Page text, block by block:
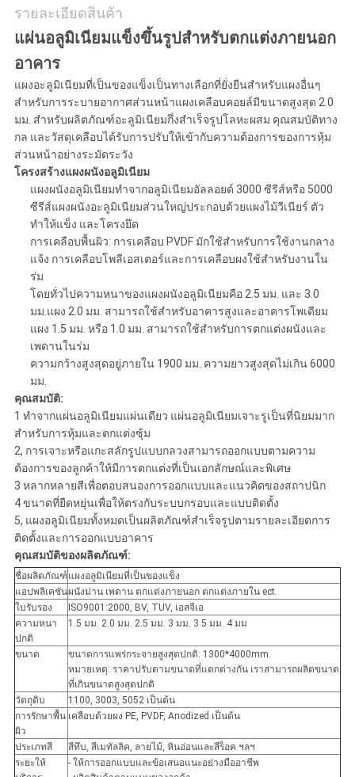
รายละเอียดสินค้า
แผ่นอลูมิเนียมแข็งขึ้นรูปสำหรับตกแต่งภายนอก
อาคาร
แผงอะลูมิเนียมที่เป็นของแข็งเป็นทางเลือกที่ยั่งยืนสำหรับแผงอื่นๆ
สำหรับการระบายอากาศส่วนหน้าแผงเคลือบคอยล์มีขนาดสูงสุด 2.0
มม. สำหรับผลิตภัณฑ์อะลูมิเนียมกึ่งสำเร็จรูปโลหะผสม คุณสมบัติทาง
กล และวัสดุเคลือบได้รับการปรับให้เข้ากับความต้องการของการหุ้ม
ส่วนหน้าอย่างระมัดระวัง
โครงสร้างแผงผนังอลูมิเนียม
แผงผนังอลูมิเนียมทำจากอลูมิเนียมอัลลอยด์ 3000 ซีรีส์หรือ 5000
ซีรีส์แผงผนังอะลูมิเนียมส่วนใหญ่ประกอบด้วยแผงไม้วีเนียร์ ตัว
ทำให้แข็ง และโครงยึด
การเคลือบพื้นผิว: การเคลือบ PVDF มักใช้สำหรับการใช้งานกลาง
แจ้ง การเคลือบโพลีเอสเตอร์และการเคลือบผงใช้สำหรับงานใน
ร่ม
โดยทั่วไปความหนาของแผงผนังอลูมิเนียมคือ 2.5 มม. และ 3.0
มม.แผง 2.0 มม. สามารถใช้สำหรับอาคารสูงและอาคารโพเดียม
แผง 1.5 มม. หรือ 1.0 มม. สามารถใช้สำหรับการตกแต่งผนังและ
เพดานในร่ม
ความกว้างสูงสุดอยู่ภายใน 1900 มม. ความยาวสูงสุดไม่เกิน 6000
มม.
คุณสมบัติ:
1 ทำจากแผ่นอลูมิเนียมแผ่นเดียว แผ่นอลูมิเนียมเจาะรูเป็นที่นิยมมาก
สำหรับการหุ้มและตกแต่งซุ้ม
2, การเจาะหรือแกะสลักรูปแบบกลวงสามารถออกแบบตามความ
ต้องการของลูกค้าให้มีการตกแต่งที่เป็นเอกลักษณ์และพิเศษ
3 หลากหลายสีเพื่อตอบสนองการออกแบบและแนวคิดของสถาปนิก
4 ขนาดที่ยืดหยุ่นเพื่อให้ตรงกับระบบกรอบและแบบติดตั้ง
5, แผงอลูมิเนียมทั้งหมดเป็นผลิตภัณฑ์สำเร็จรูปตามรายละเอียดการ
ติดตั้งและการออกแบบอาคาร
คุณสมบัติของผลิตภัณฑ์:
ชื่อผลิตภัณฑ์ แผงอลูมิเนียมที่เป็นของแข็ง
แอปพลิเคชันผนังม่าน เพดาน ตกแต่งภายนอก ตกแต่งภายใน ect.
ใบรับรอง
ISO9001:2000, BV, TUV, เอสจีเอ
ความหนา
ปกติ
1.5 มม. 2.0 มม. 2.5 มม. 3 มม. 3.5 มม. 4 มม
ขนาด
ขนาดการแพร่กระจายสูงสุดปกติ: 1300*4000mm.
หมายเหตุ: ราคาปรับตามขนาดที่แตกต่างกัน เราสามารถผลิตขนาด
ที่เกินขนาดสูงสุดปกติ
วัตถุดิบ
1100, 3003, 5052 เป็นต้น
การรักษาพื้น
ผิว
เคลือบด้วยผง PE, PVDF, Anodized เป็นต้น
ประเภทสี
สีทึบ, สีเมทัลลิค, ลายไม้, หินอ่อนและสีร็อค ฯลฯ
ระยะให้
- ให้การออกแบบและข้อเสนอแนะอย่างมืออาชีพ